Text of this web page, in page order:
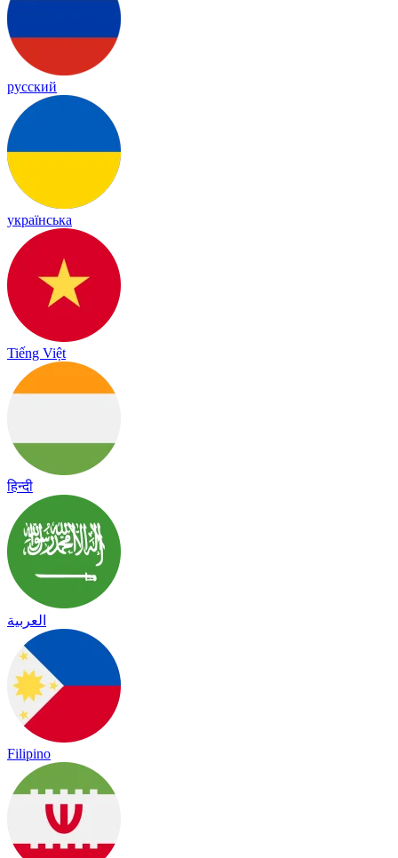
русский
українська
Tiếng Việt
हिन्दी
العربية
Filipino